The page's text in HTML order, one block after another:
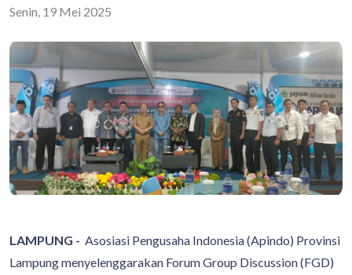
Senin, 19 Mei 2025
LAMPUNG - Asosiasi Pengusaha Indonesia (Apindo) Provinsi
Lampung menyelenggarakan Forum Group Discussion (FGD)